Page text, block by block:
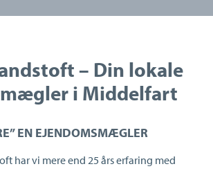
– Din lokale
i Middelfart
EN EJENDOMSMÆGLER
har vi mere end 25 års erfaring med